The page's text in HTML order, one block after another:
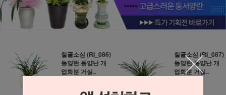
철골소심 (RI_086)
동양란 동양난 개
업화분 거실..
490원 적립
철골소심 (RI_087)
동양란 동양난 개
업화분 거실..